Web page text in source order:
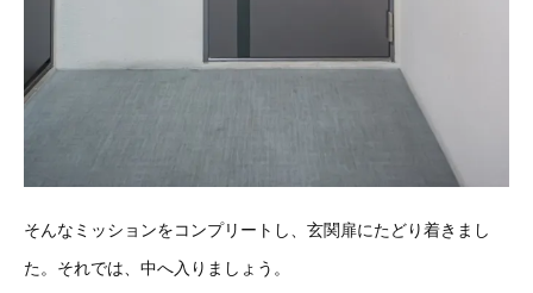
そんなミッションをコンプリートし、玄関扉にたどり着きまし
た。それでは、中へ入りましょう。